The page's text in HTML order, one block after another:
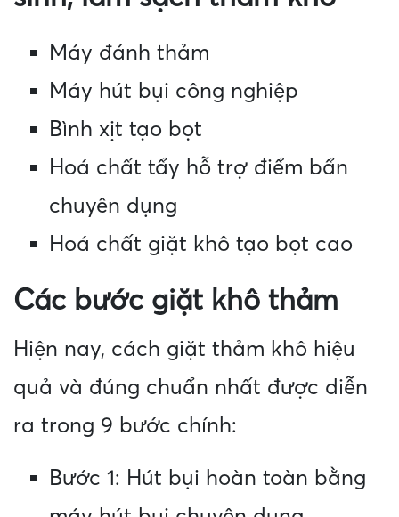
Máy đánh thảm
Máy hút bụi công nghiệp
Bình xịt tạo bọt
Hoá chất tẩy hỗ trợ điểm bẩn
chuyên dụng
Hoá chất giặt khô tạo bọt cao
Các bước giặt khô thảm
Hiện nay, cách giặt thảm khô hiệu
quả và đúng chuẩn nhất được diễn
ra trong 9 bước chính:
Bước 1: Hút bụi hoàn toàn bằng